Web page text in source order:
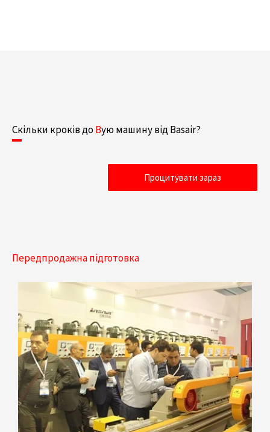
Скільки кроків доBую машину від Basair?
Процитувати зараз
Передпродажна підготовка